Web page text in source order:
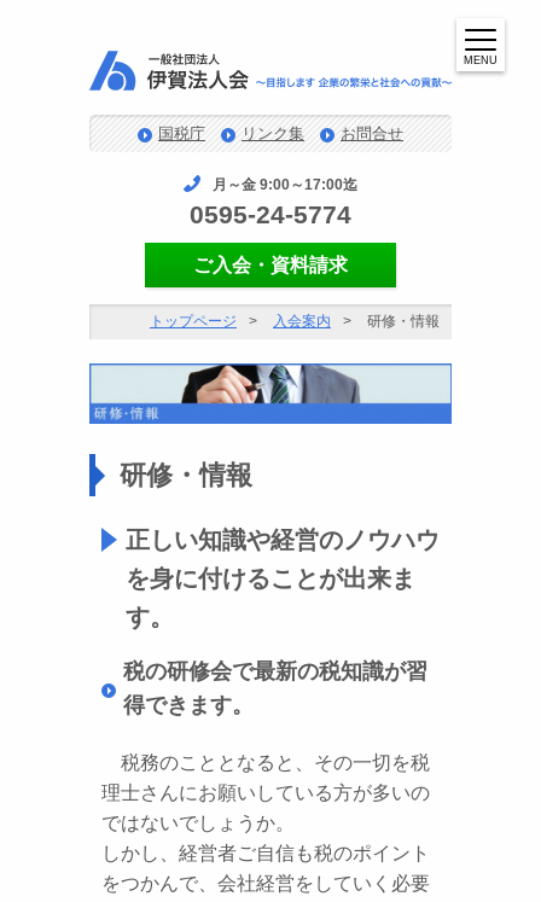
国税庁 リンク集 お問合せ
月～金 9:00～17:00迄
0595-24-5774
ご入会・資料請求
MENU
トップページ 入会案内 研修・情報
研修・情報
正しい知識や経営のノウハウ
を身に付けることが出来ま
す。
税の研修会で最新の税知識が習
得できます。
税務のこととなると、その一切を税
理士さんにお願いしている方が多いの
ではないでしょうか。
しかし、経営者ご自信も税のポイント
をつかんで、会社経営をしていく必要